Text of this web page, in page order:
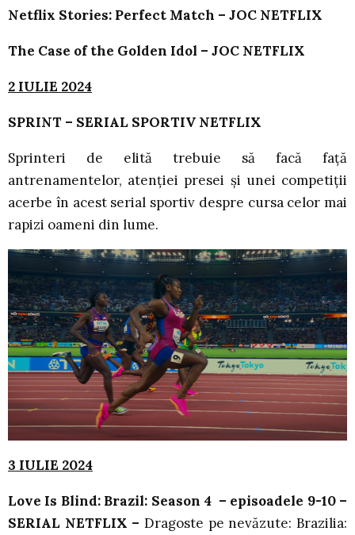
Netflix Stories: Perfect Match – JOC NETFLIX
The Case of the Golden Idol – JOC NETFLIX
2 IULIE 2024
SPRINT – SERIAL SPORTIV NETFLIX
Sprinteri de elită trebuie să facă față
antrenamentelor, atenției presei și unei competiții
acerbe în acest serial sportiv despre cursa celor mai
rapizi oameni din lume.
3 IULIE 2024
Love Is Blind: Brazil: Season 4 – episoadele 9-10 –
SERIAL NETFLIX – Dragoste pe nevăzute: Brazilia: